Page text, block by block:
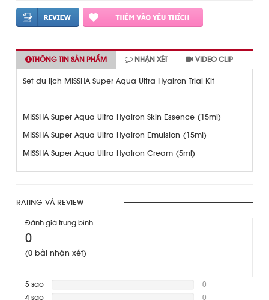
THÔNG TIN SẢN PHẨM NHẬN XÉT VIDEO CLIP
Set du lịch MISSHA Super Aqua Ultra Hyalron Trial Kit
MISSHA Super Aqua Ultra Hyalron Skin Essence ̣(15ml)
MISSHA Super Aqua Ultra Hyalron Emulsion (15ml)
MISSHA Super Aqua Ultra Hyalron Cream (5ml)
RATING VÀ REVIEW
Đánh giá trung bình
0
(0 bài nhận xét)
5 sao
0
4 sao
0